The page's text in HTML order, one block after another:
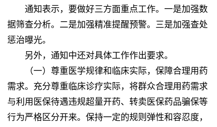
通知表示，要做好三方面重点工作。一是加强数
据筛查分析。二是加强精准提醒预警。三是加强查处
惩治曝光。
另外，通知中还对具体工作作出要求。
（一）尊重医学规律和临床实际，保障合理用药
需求。充分尊重临床诊疗实际，将群众合理用药需求
与利用医保待遇违规超量开药、转卖医保药品骗保等
行为严格区分开来。保持一定的规则弹性和容忍度，